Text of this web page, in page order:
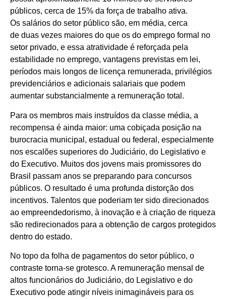
públicos, cerca de 15% da força de trabalho ativa.
Os salários do setor público são, em média, cerca
de duas vezes maiores do que os do emprego formal no
setor privado, e essa atratividade é reforçada pela
estabilidade no emprego, vantagens previstas em lei,
períodos mais longos de licença remunerada, privilégios
previdenciários e adicionais salariais que podem
aumentar substancialmente a remuneração total.
Para os membros mais instruídos da classe média, a
recompensa é ainda maior: uma cobiçada posição na
burocracia municipal, estadual ou federal, especialmente
nos escalões superiores do Judiciário, do Legislativo e
do Executivo. Muitos dos jovens mais promissores do
Brasil passam anos se preparando para concursos
públicos. O resultado é uma profunda distorção dos
incentivos. Talentos que poderiam ter sido direcionados
ao empreendedorismo, à inovação e à criação de riqueza
são redirecionados para a obtenção de cargos protegidos
dentro do estado.
No topo da folha de pagamentos do setor público, o
contraste torna-se grotesco. A remuneração mensal de
altos funcionários do Judiciário, do Legislativo e do
Executivo pode atingir níveis inimagináveis para os